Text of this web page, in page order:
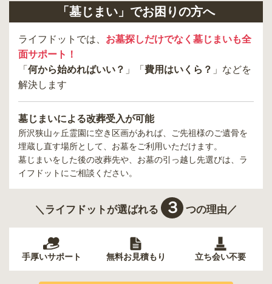
「墓じまい」でお困りの方へ
ライフドットでは、 お墓探しだけでなく墓じまいも全
面サポート！
「 何から始めればいい？ 」「 費用はいくら？ 」などを
解決します
墓じまいによる改葬受入が可能
所沢狭山ヶ丘霊園に空き区画があれば、ご先祖様のご遺骨を
埋蔵し直す場所として、お墓をご利用いただけます。
墓じまいをした後の改葬先や、お墓の引っ越し先選びは、ラ
イフドットにご相談ください。
＼ライフドットが選ばれる ３ つの理由／
手厚いサポート 無料お見積もり 立ち会い不要